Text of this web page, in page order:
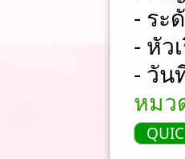
- ระ
- หัว
- วัน
หมว